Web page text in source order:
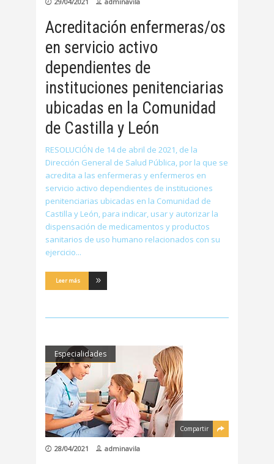
Acreditación enfermeras/os
en servicio activo
dependientes de
instituciones penitenciarias
ubicadas en la Comunidad
de Castilla y León
RESOLUCIÓN de 14 de abril de 2021, de la
Dirección General de Salud Pública, por la que se
acredita a las enfermeras y enfermeros en
servicio activo dependientes de instituciones
penitenciarias ubicadas en la Comunidad de
Castilla y León, para indicar, usar y autorizar la
dispensación de medicamentos y productos
sanitarios de uso humano relacionados con su
ejercicio
Leer más
Especialidades
Compartir
28/04/2021 adminavila